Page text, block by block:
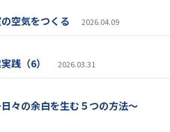
空気をつくる 2026.04.09
践（6） 2026.03.31
々の余白を生む５つの方法〜